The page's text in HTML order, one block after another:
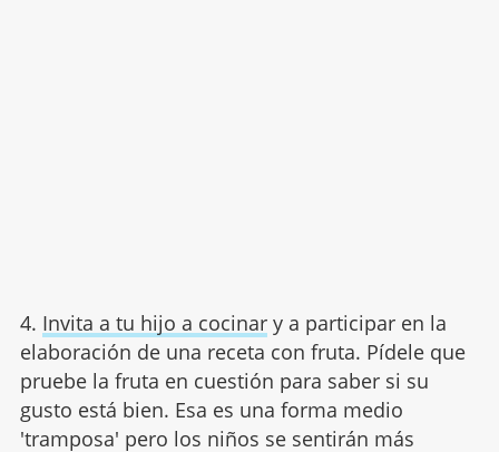
4. Invita a tu hijo a cocinary a participar en la
elaboración de una receta con fruta. Pídele que
pruebe la fruta en cuestión para saber si su
gusto está bien. Esa es una forma medio
'tramposa' pero los niños se sentirán más